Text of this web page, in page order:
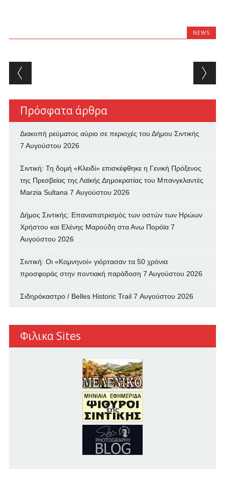
NEWS
Post navigation
Πρόσφατα άρθρα
Διακοπή ρεύματος αύριο σε περιοχές του Δήμου Σιντικής
7 Αυγούστου 2026
Σιντική: Τη δομή «Κλειδί» επισκέφθηκε η Γενική Πρόξενος
της Πρεσβείας της Λαϊκής Δημοκρατίας του Μπανγκλαντές
Marzia Sultana 7 Αυγούστου 2026
Δήμος Σιντικής: Επαναπατρισμός των oστών των Ηρώων
Χρήστου και Ελένης Μαρούδη στα Ανω Πορόϊα 7
Αυγούστου 2026
Σιντική: Οι «Κομνηνοί» γιόρτασαν τα 50 χρόνια
προσφοράς στην ποντιακή παράδοση 7 Αυγούστου 2026
Σιδηρόκαστρο / Belles Historic Trail 7 Αυγούστου 2026
Φιλικα Sites